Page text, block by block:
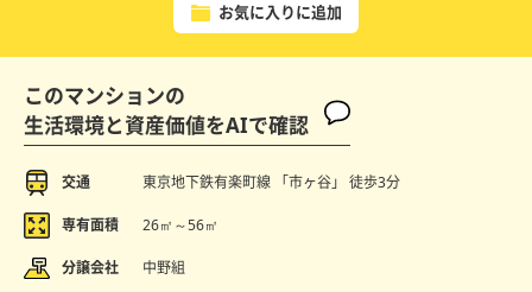
お気に入りに追加
このマンションの
生活環境と資産価値をAIで確認
交通 東京地下鉄有楽町線 「市ヶ谷」 徒歩3分
専有面積 26㎡～56㎡
分譲会社 中野組